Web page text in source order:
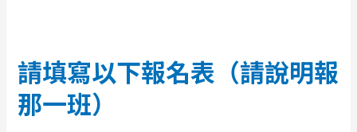
請填寫以下報名表（請說明報
那一班）